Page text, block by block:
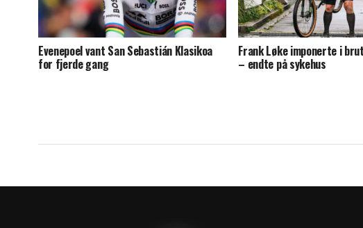
Evenepoel vant San Sebastián Klasikoa
for fjerde gang
Frank Løke imponerte i
– endte på sykehus